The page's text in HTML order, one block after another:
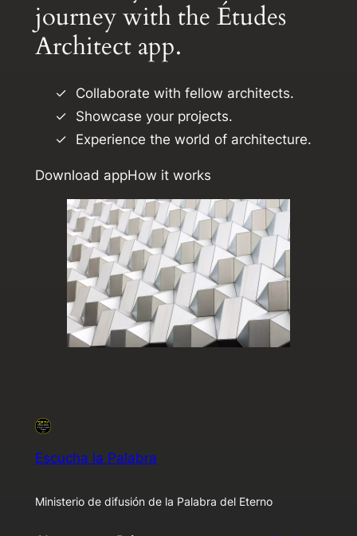
journey with the Études
Architect app.
Collaborate with fellow architects.
Showcase your projects.
Experience the world of architecture.
Download appHow it works
Escucha la Palabra
Ministerio de difusión de la Palabra del Eterno